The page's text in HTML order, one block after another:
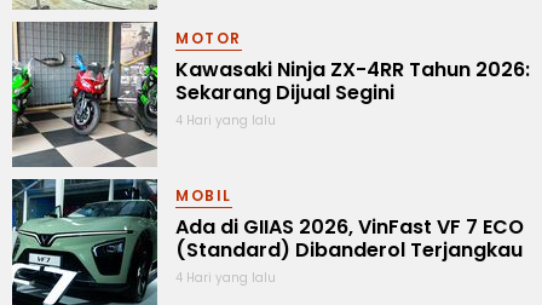
MOTOR
Kawasaki Ninja ZX-4RR Tahun 2026:
Sekarang Dijual Segini
4 Hari yang lalu
MOBIL
Ada di GIIAS 2026, VinFast VF 7 ECO
(Standard) Dibanderol Terjangkau
4 Hari yang lalu